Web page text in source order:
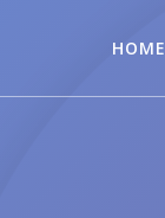
HOME